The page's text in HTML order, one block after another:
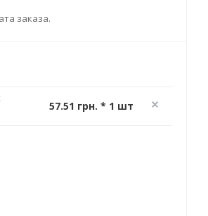
заказа.
57.51 грн. * 1 шт